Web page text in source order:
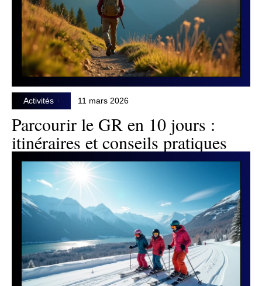
Activités 11 mars 2026
Parcourir le GR en 10 jours :
itinéraires et conseils pratiques